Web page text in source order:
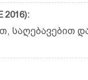
საღებავებით